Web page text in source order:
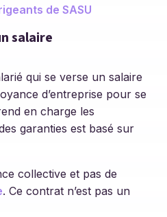
de SASU
salaire
qui se verse un salaire
d’entreprise pour se
en charge les
garanties est basé sur
collective et pas de
. Ce contrat n’est pas un